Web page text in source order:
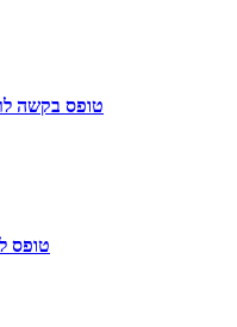
טופס בקשה
טופס